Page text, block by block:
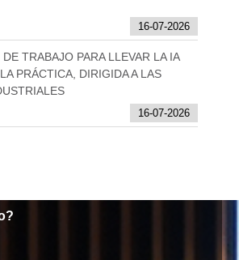
16-07-2026
TRABAJO PARA LLEVAR LA IA
PRÁCTICA, DIRIGIDA A LAS
16-07-2026